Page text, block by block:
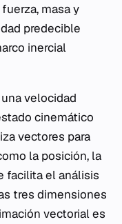
masa y
predecible
inercial
velocidad
cinemático
vectores para
la posición, la
facilita el análisis
tres dimensiones
vectorial es